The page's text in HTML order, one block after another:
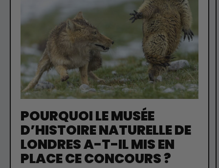
POURQUOI LE MUSÉE
D’HISTOIRE NATURELLE DE
LONDRES A-T-IL MIS EN
PLACE CE CONCOURS ?